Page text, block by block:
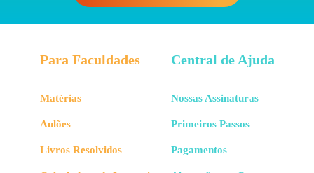
Para Faculdades
Matérias
Aulões
Livros Resolvidos
Central de Ajuda
Nossas Assinaturas
Primeiros Passos
Pagamentos